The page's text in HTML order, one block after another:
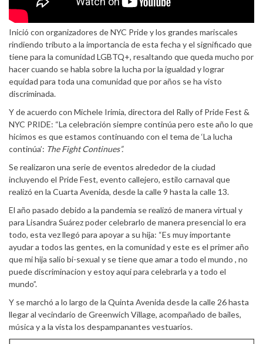
Inició con organizadores de NYC Pride y los grandes mariscales
rindiendo tributo a la importancia de esta fecha y el significado que
tiene para la comunidad LGBTQ+, resaltando que queda mucho por
hacer cuando se habla sobre la lucha por la igualdad y lograr
equidad para toda una comunidad que por años se ha visto
discriminada.
Y de acuerdo con Michele Irimia, directora del Rally of Pride Fest &
NYC PRIDE: “La celebración siempre continúa pero este año lo que
hicimos es que estamos continuando con el tema de ‘La lucha
continúa’: The Fight Continues”.
Se realizaron una serie de eventos alrededor de la ciudad
incluyendo el Pride Fest, evento callejero, estilo carnaval que
realizó en la Cuarta Avenida, desde la calle 9 hasta la calle 13.
El año pasado debido a la pandemia se realizó de manera virtual y
para Lisandra Suárez poder celebrarlo de manera presencial lo era
todo, esta vez llegó para apoyar a su hija: “Es muy importante
ayudar a todos las gentes, en la comunidad y este es el primer año
que mi hija salio bi-sexual y se tiene que amar a todo el mundo , no
puede discriminacion y estoy aqui para celebrarla y a todo el
mundo”.
Y se marchó a lo largo de la Quinta Avenida desde la calle 26 hasta
llegar al vecindario de Greenwich Village, acompañado de bailes,
música y a la vista los despampanantes vestuarios.